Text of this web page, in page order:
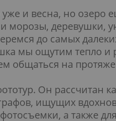
уже и весна, но озеро
морозы, деревушки,
до самых
мы ощутим тепло и
общаться на
Он рассчитан
ищущих
а также